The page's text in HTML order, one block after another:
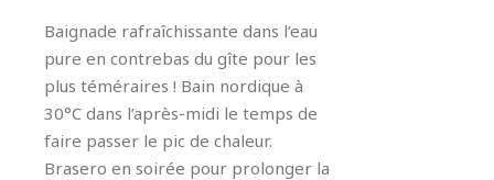
Baignade rafraîchissante dans l’eau
pure en contrebas du gîte pour les
plus téméraires ! Bain nordique à
30°C dans l’après-midi le temps de
faire passer le pic de chaleur.
Brasero en soirée pour prolonger la